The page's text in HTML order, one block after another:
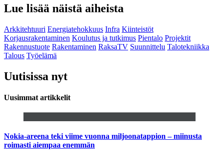
Lue lisää näistä aiheista
Arkkitehtuuri Energiatehokkuus Infra Kiinteistöt
Korjausrakentaminen Koulutus ja tutkimus Pientalo Projektit
Rakennustuote Rakentaminen RaksaTV Suunnittelu Talotekniikka
Talous Työelämä
Uutisissa nyt
Uusimmat artikkelit
Nokia-areena teki viime vuonna miljoonatappion – miinusta
roimasti aiempaa enemmän